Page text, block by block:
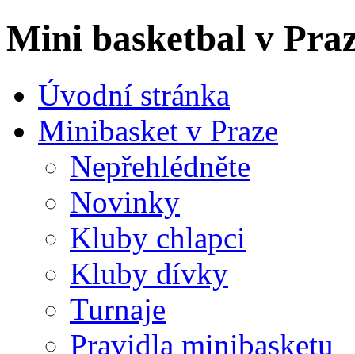
Mini basketbal v
Úvodní stránka
Minibasket v Praze
Nepřehlédněte
Novinky
Kluby chlapci
Kluby dívky
Turnaje
Pravidla minibasketu